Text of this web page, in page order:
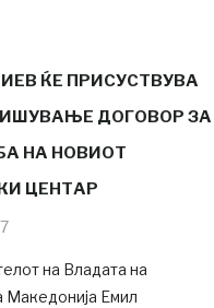
ЌЕ ПРИСУСТВУВА
ДОГОВОР ЗА
НА НОВИОТ
ЦЕНТАР
на Владата на
Македонија Емил